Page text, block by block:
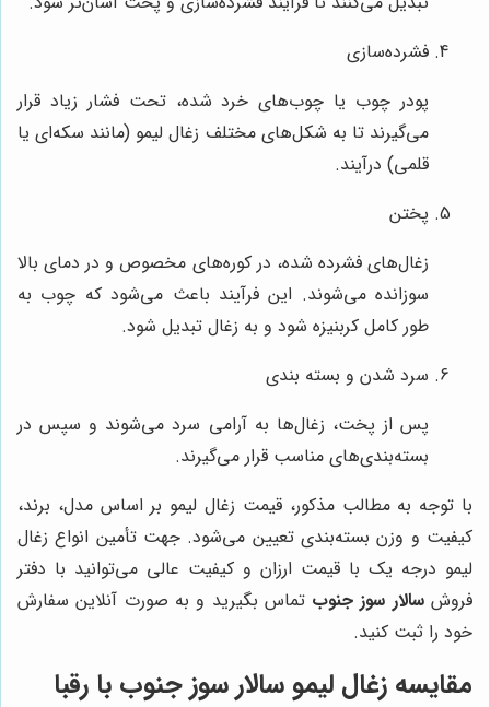
فشرده‌سازی
پودر چوب یا چوب‌های خرد شده، تحت فشار زیاد قرار
می‌گیرند تا به شکل‌های مختلف زغال لیمو (مانند سکه‌ای یا
قلمی) درآیند.
پختن
زغال‌های فشرده شده، در کوره‌های مخصوص و در دمای بالا
سوزانده می‌شوند. این فرآیند باعث می‌شود که چوب به
طور کامل کربنیزه شود و به زغال تبدیل شود.
سرد شدن و بسته بندی
پس از پخت، زغال‌ها به آرامی سرد می‌شوند و سپس در
بسته‌بندی‌های مناسب قرار می‌گیرند.
با توجه به مطالب مذکور، قیمت زغال لیمو بر اساس مدل، برند،
کیفیت و وزن بسته‌بندی تعیین می‌شود. جهت تأمین انواع زغال
لیمو درجه یک با قیمت ارزان و کیفیت عالی می‌توانید با دفتر
فروشسالار سوز جنوب تماس بگیرید و به صورت آنلاین سفارش
خود را ثبت کنید.
مقایسه زغال لیمو سالار سوز جنوب با رقبا